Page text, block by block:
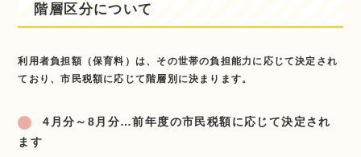
階層区分について
利用者負担額（保育料）は、その世帯の負担能力に応じて決定され
ており、市民税額に応じて階層別に決まります。
4月分～8月分…前年度の市民税額に応じて決定され
ます